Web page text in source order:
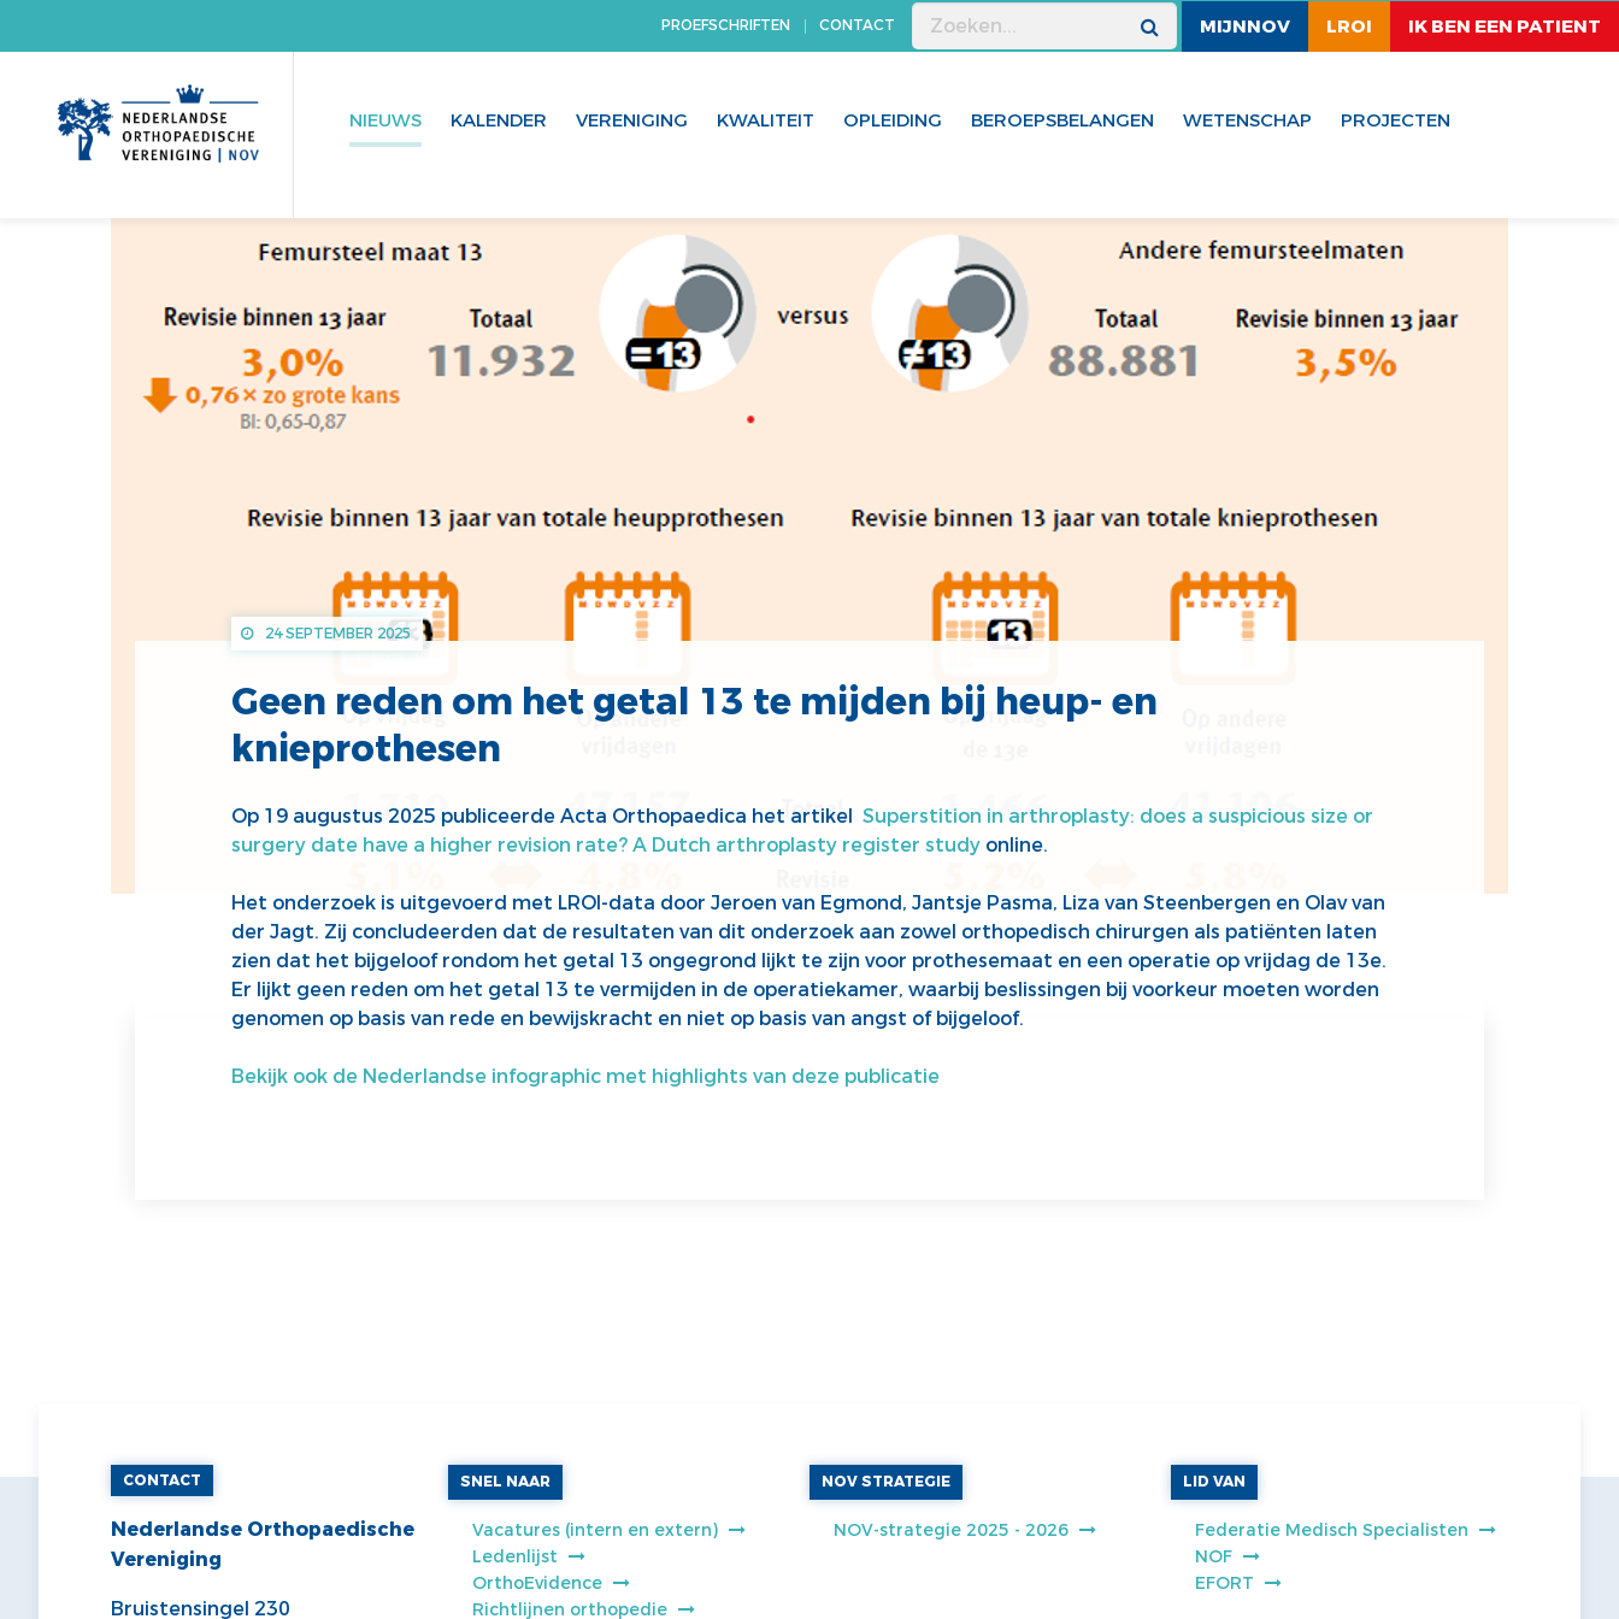
PROEFSCHRIFTEN CONTACT MIJNNOV LROI IK BEN EEN PATIENT
NIEUWS KALENDER VERENIGING KWALITEIT OPLEIDING BEROEPSBELANGEN WETENSCHAP PROJECTEN
24 SEPTEMBER 2025
Geen reden om het getal 13 te mijden bij heup- en
knieprothesen
Op 19 augustus 2025 publiceerde Acta Orthopaedica het artikel Superstition in arthroplasty: does a suspicious size or
surgery date have a higher revision rate? A Dutch arthroplasty register study online.
Het onderzoek is uitgevoerd met LROI-data door Jeroen van Egmond, Jantsje Pasma, Liza van Steenbergen en Olav van
der Jagt. Zij concludeerden dat de resultaten van dit onderzoek aan zowel orthopedisch chirurgen als patiënten laten
zien dat het bijgeloof rondom het getal 13 ongegrond lijkt te zijn voor prothesemaat en een operatie op vrijdag de 13e.
Er lijkt geen reden om het getal 13 te vermijden in de operatiekamer, waarbij beslissingen bij voorkeur moeten worden
genomen op basis van rede en bewijskracht en niet op basis van angst of bijgeloof.
Bekijk ook de Nederlandse infographic met highlights van deze publicatie
CONTACT
Nederlandse Orthopaedische
Vereniging
Bruistensingel 230
SNEL NAAR
Vacatures (intern en extern)
Ledenlijst
OrthoEvidence
Richtlijnen orthopedie
NOV STRATEGIE
NOV-strategie 2025 - 2026
LID VAN
Federatie Medisch Specialisten
NOF
EFORT